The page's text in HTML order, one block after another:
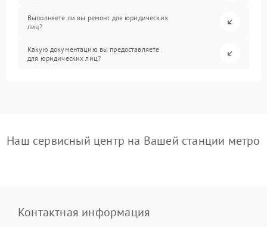
Выполняете ли вы ремонт для юридических
лиц?
Какую документацию вы предоставляете
для юридических лиц?
Наш сервисный центр на Вашей станции метро
Контактная информация